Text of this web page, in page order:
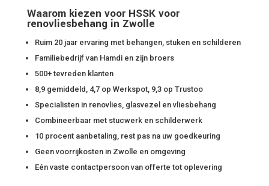
Waarom kiezen voor HSSK voor
renovliesbehang in Zwolle
Ruim 20 jaar ervaring met behangen, stuken en schilderen
Familiebedrijf van Hamdi en zijn broers
500+ tevreden klanten
8,9 gemiddeld, 4,7 op Werkspot, 9,3 op Trustoo
Specialisten in renovlies, glasvezel en vliesbehang
Combineerbaar met stucwerk en schilderwerk
10 procent aanbetaling, rest pas na uw goedkeuring
Geen voorrijkosten in Zwolle en omgeving
Eén vaste contactpersoon van offerte tot oplevering